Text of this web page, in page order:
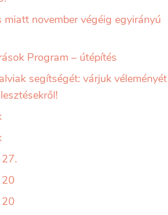
miatt november végéig egyirányú
Program – útépítés
segítségét: várjuk véleményét